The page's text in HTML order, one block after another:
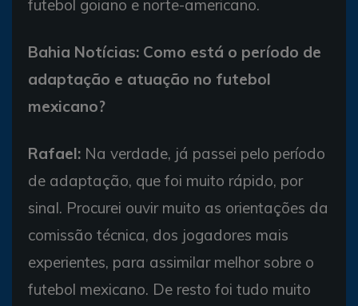
futebol goiano e norte-americano.
Bahia Notícias: Como está o período de
adaptação e atuação no futebol
mexicano?
Rafael: Na verdade, já passei pelo período
de adaptação, que foi muito rápido, por
sinal. Procurei ouvir muito as orientações da
comissão técnica, dos jogadores mais
experientes, para assimilar melhor sobre o
futebol mexicano. De resto foi tudo muito